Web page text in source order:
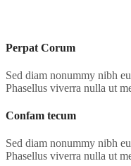
Perpat Corum
Sed diam nonummy nibh
Phasellus viverra nulla ut
Confam tecum
Sed diam nonummy nibh
Phasellus viverra nulla ut